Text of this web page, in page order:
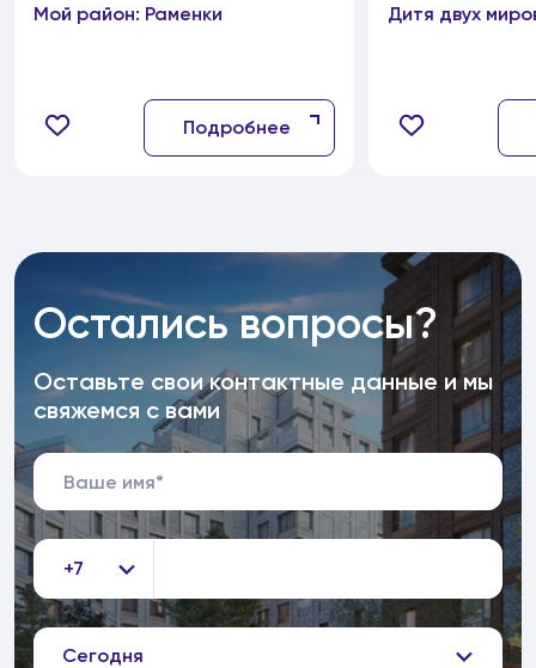
Мой район: Раменки
Подробнее
Дитя двух
Остались вопросы?
Оставьте свои контактные данные и мы
свяжемся с вами
+7
Сегодня